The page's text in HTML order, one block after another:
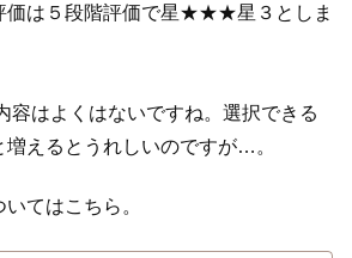
価は５段階評価で星★★★星３としま
容はよくはないですね。選択できる
えるとうれしいのですが…。
てはこちら。